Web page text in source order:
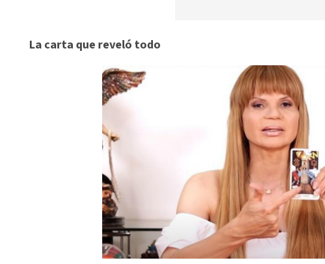
La carta que reveló todo